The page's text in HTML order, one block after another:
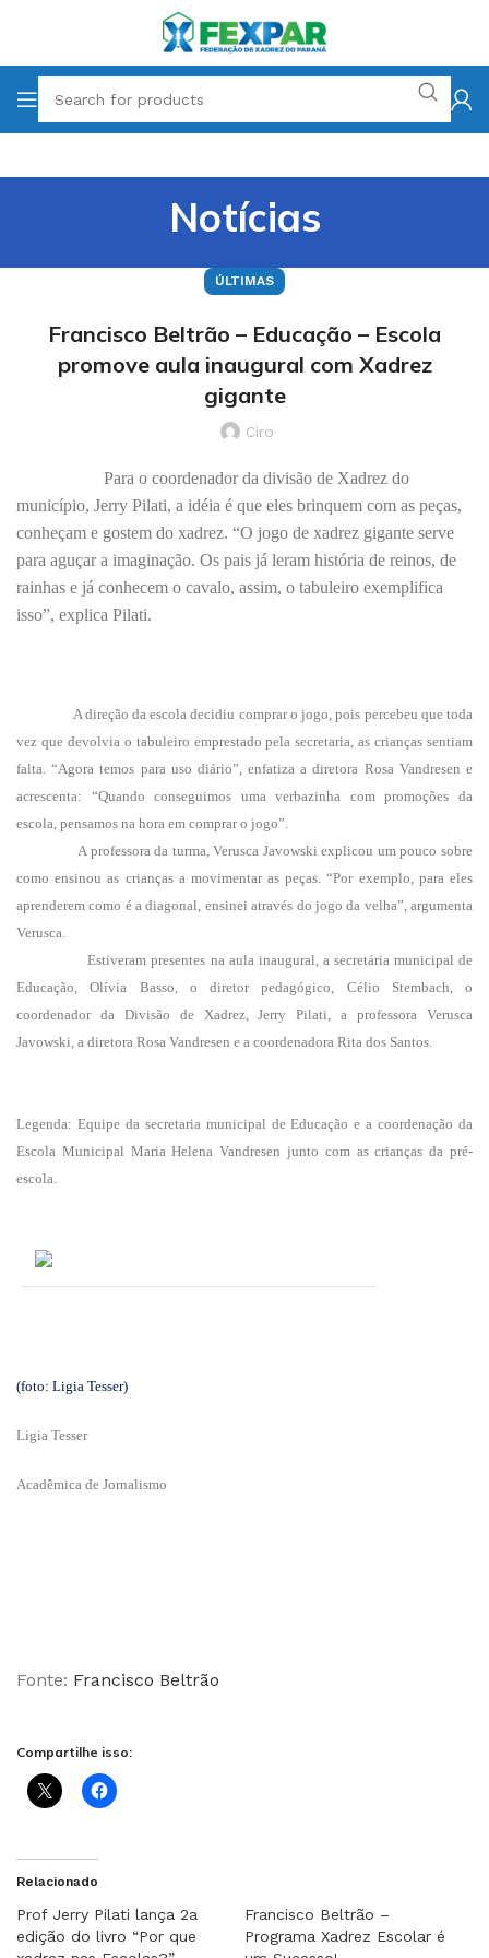
Notícias
ÚLTIMAS
Francisco Beltrão – Educação – Escola
promove aula inaugural com Xadrez
gigante
Ciro
Para o coordenador da divisão de Xadrez do
município, Jerry Pilati, a idéia é que eles brinquem com as peças,
conheçam e gostem do xadrez. “O jogo de xadrez gigante serve
para aguçar a imaginação. Os pais já leram história de reinos, de
rainhas e já conhecem o cavalo, assim, o tabuleiro exemplifica
isso”, explica Pilati.
A direção da escola decidiu comprar o jogo, pois percebeu que toda
vez que devolvia o tabuleiro emprestado pela secretaria, as crianças sentiam
falta. “Agora temos para uso diário”, enfatiza a diretora Rosa Vandresen e
acrescenta: “Quando conseguimos uma verbazinha com promoções da
escola, pensamos na hora em comprar o jogo”.
A professora da turma, Verusca Javowski explicou um pouco sobre
como ensinou as crianças a movimentar as peças. “Por exemplo, para eles
aprenderem como é a diagonal, ensinei através do jogo da velha”, argumenta
Verusca.
Estiveram presentes na aula inaugural, a secretária municipal de
Educação, Olívia Basso, o diretor pedagógico, Célio Stembach, o
coordenador da Divisão de Xadrez, Jerry Pilati, a professora Verusca
Javowski, a diretora Rosa Vandresen e a coordenadora Rita dos Santos.
Legenda: Equipe da secretaria municipal de Educação e a coordenação da
Escola Municipal Maria Helena Vandresen junto com as crianças da pré-
escola.
(foto: Ligia Tesser)
Ligia Tesser
Acadêmica de Jornalismo
Fonte: Francisco Beltrão
Compartilhe isso:
Relacionado
Prof Jerry Pilati lança 2a
edição do livro “Por que
Francisco Beltrão –
Programa Xadrez Escolar é